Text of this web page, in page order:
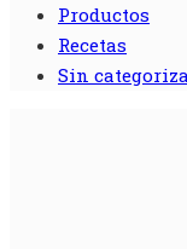
Productos
Recetas
Sin